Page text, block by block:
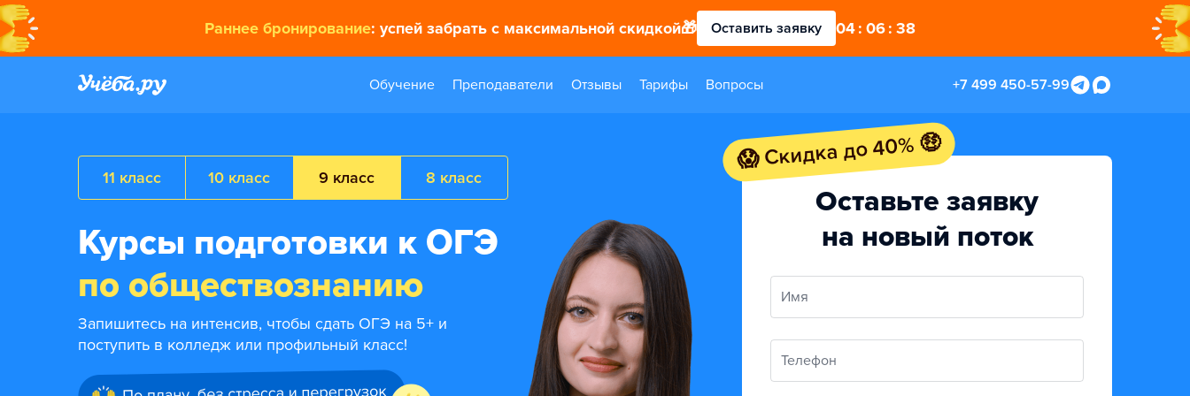
Раннее бронирование: успей забрать с максимальной скидкой🎁 Оставить заявку 04 : 06 : 37
Обучение Преподаватели Отзывы Тарифы Вопросы +7 499 450-57-99
11 класс 10 класс 9 класс 8 класс
Курсы подготовки к ОГЭ
по обществознанию
Запишитесь на интенсив, чтобы сдать ОГЭ на 5+ и
поступить в колледж или профильный класс!
Оставьте заявку
на новый поток
Имя
Телефон
😱 Скидка до 40% 🤑